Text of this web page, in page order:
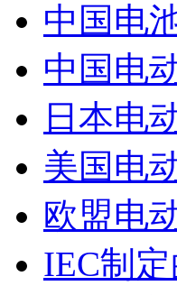
中国电
中国电
日本电
美国电
欧盟电
IEC制